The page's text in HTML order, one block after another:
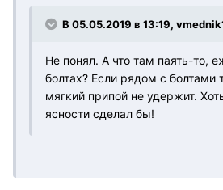
В 05.05.2019 в 13:19,
Не понял. А что там паять-то,
болтах? Если рядом с болтами
мягкий припой не удержит.
ясности сделал бы!